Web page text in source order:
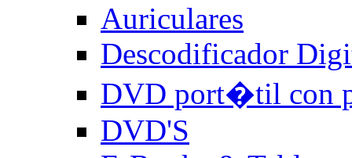
Auriculares
Descodificador
DVD port�til con
DVD'S